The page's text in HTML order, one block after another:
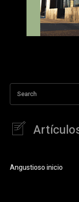
Search
Angustioso inicio